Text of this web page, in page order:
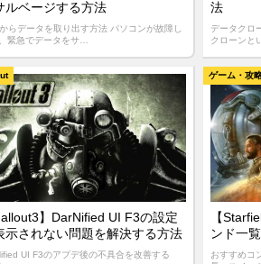
ルベージする方法
らデータを取り出す方法 パソコンが故障し
緊急でデータをサ…
法
データクロ
クローンと
】DarNified UI F3の設定
示されない問題を解決する方法
UI F3のアプデ後の不具合を改善する
【
ンド一覧
おすすめコ
ゲーム・攻